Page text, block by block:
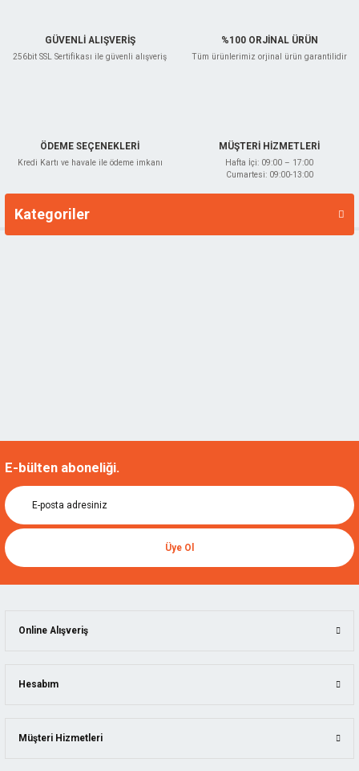
GÜVENLİ ALIŞVERİŞ
256bit SSL Sertifikası ile güvenli alışveriş
%100 ORJİNAL ÜRÜN
Tüm ürünlerimiz orjinal ürün garantilidir
ÖDEME SEÇENEKLERİ
Kredi Kartı ve havale ile ödeme imkanı
MÜŞTERİ HİZMETLERİ
Hafta İçi: 09:00 – 17:00
Cumartesi: 09:00-13:00
Kategoriler
Markalar
E-bülten aboneliği.
Üye Ol
Online Alışveriş
Hesabım
Müşteri Hizmetleri